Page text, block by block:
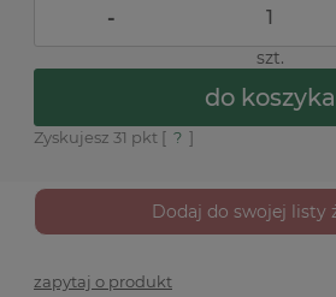
-
szt.
do koszyka
Zyskujesz 31 pkt [ ? ]
Dodaj do swojej listy
zapytaj o produkt